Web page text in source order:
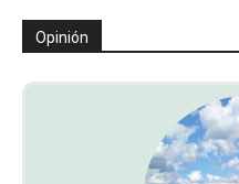
Opinión